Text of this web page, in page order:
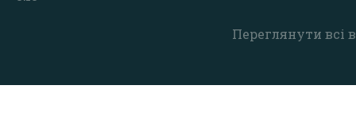
Переглянути всі